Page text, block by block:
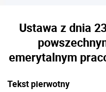
Ustawa z dnia
emerytalnym
Tekst pierwotny